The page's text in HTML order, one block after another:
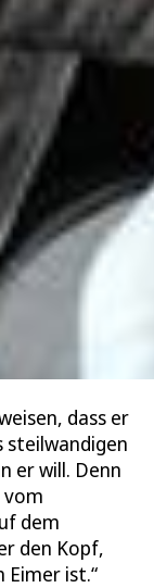
dass er
er will. Denn
dem
den Kopf,
ist.“